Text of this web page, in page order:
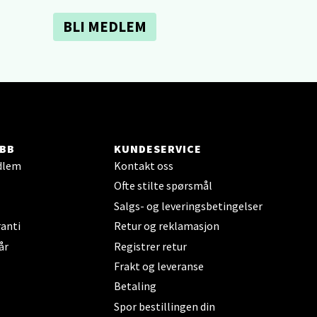
BLI MEDLEM
KUNDESERVICE
Kontakt oss
Ofte stilte spørsmål
Salgs- og leveringsbetingelser
Retur og reklamasjon
Registrer retur
Frakt og leveranse
Betaling
Spor bestillingen din